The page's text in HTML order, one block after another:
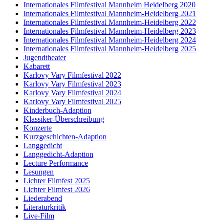
Internationales Filmfestival Mannheim Heidelberg 2020
Internationales Filmfestival Mannheim-Heidelberg 2021
Internationales Filmfestival Mannheim-Heidelberg 2022
Internationales Filmfestival Mannheim-Heidelberg 2023
Internationales Filmfestival Mannheim-Heidelberg 2024
Internationales Filmfestival Mannheim-Heidelberg 2025
Jugendtheater
Kabarett
Karlovy Vary Filmfestival 2022
Karlovy Vary Filmfestival 2023
Karlovy Vary Filmfestival 2024
Karlovy Vary Filmfestival 2025
Kinderbuch-Adaption
Klassiker-Überschreibung
Konzerte
Kurzgeschichten-Adaption
Langgedicht
Langgedicht-Adaption
Lecture Performance
Lesungen
Lichter Filmfest 2025
Lichter Filmfest 2026
Liederabend
Literaturkritik
Live-Film